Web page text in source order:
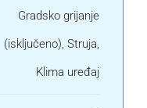
Gradsko grijanje
(isključeno), Struja,
Klima uređaj